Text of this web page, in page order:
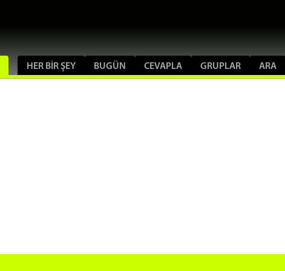
HER BIR ŞEY BUGÜN CEVAPLA GRUPLAR ARA